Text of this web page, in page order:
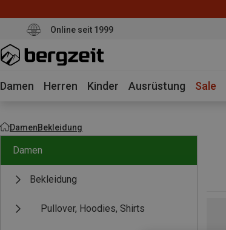
Online seit 1999
Damen Herren Kinder Ausrüstung Sale
DamenBekleidung
Damen
Bekleidung
Pullover, Hoodies, Shirts